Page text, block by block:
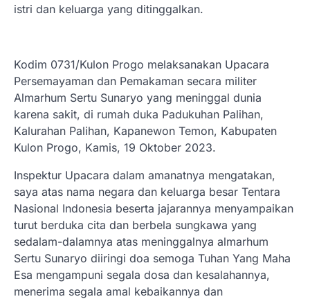
istri dan keluarga yang ditinggalkan.
Kodim 0731/Kulon Progo melaksanakan Upacara
Persemayaman dan Pemakaman secara militer
Almarhum Sertu Sunaryo yang meninggal dunia
karena sakit, di rumah duka Padukuhan Palihan,
Kalurahan Palihan, Kapanewon Temon, Kabupaten
Kulon Progo, Kamis, 19 Oktober 2023.
Inspektur Upacara dalam amanatnya mengatakan,
saya atas nama negara dan keluarga besar Tentara
Nasional Indonesia beserta jajarannya menyampaikan
turut berduka cita dan berbela sungkawa yang
sedalam-dalamnya atas meninggalnya almarhum
Sertu Sunaryo diiringi doa semoga Tuhan Yang Maha
Esa mengampuni segala dosa dan kesalahannya,
menerima segala amal kebaikannya dan